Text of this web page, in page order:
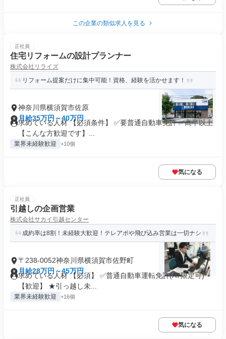
この企業の類似求人を見る
正社員
住宅リフォームの設計プランナー
株式会社リライズ
リフォーム提案だけに集中可能！資格、経験を活かせます！
神奈川県横須賀市佐原
月給35万円～40万円
求めている人材 【必須条件】 ✅要普通自動車免許 ✅高卒以上
【こんな方歓迎です】...
業界未経験歓迎 +10個
気になる
正社員
引越しの企画営業
株式会社サカイ引越センター
成約率は8割！未経験大歓迎！テレアポや飛び込み営業は一切ナシ
〒238-0052神奈川県横須賀市佐野町
月給28万円～45万円
求めている人材 【必須】 ✅普通自動車運転免許(AT限定可)
【歓迎】 ★引っ越し未...
業界未経験歓迎 +16個
気になる